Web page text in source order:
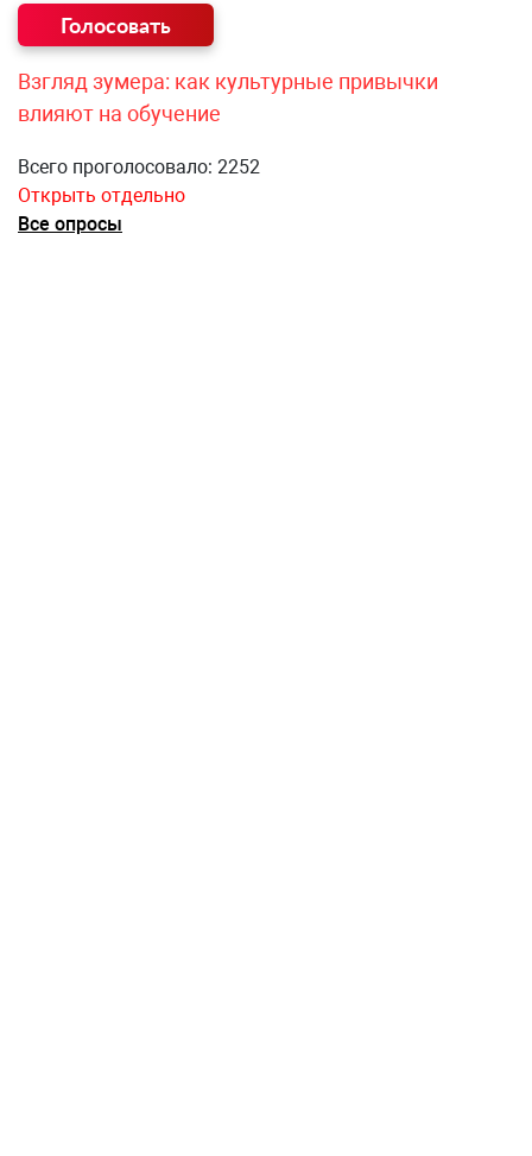
Взгляд зумера: как культурные привычки
влияют на обучение
Всего проголосовало: 2252
Открыть отдельно
Все опросы